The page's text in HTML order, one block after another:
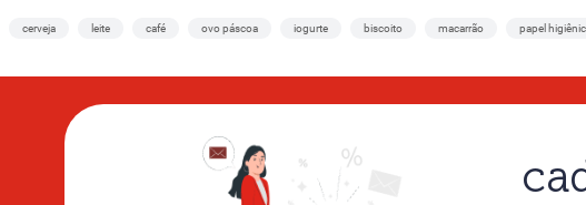
cerveja leite café ovo páscoa iogurte biscoito macarrão papel